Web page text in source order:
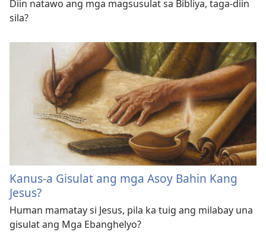
Diin natawo ang mga magsusulat sa Bibliya, taga-diin
sila?
Kanus-a Gisulat ang mga Asoy Bahin Kang
Jesus?
Human mamatay si Jesus, pila ka tuig ang milabay una
gisulat ang Mga Ebanghelyo?